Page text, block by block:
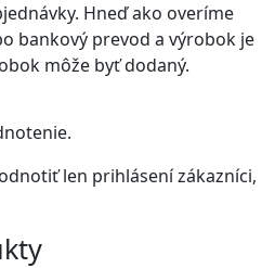
Hneď ako overíme
bankový prevod a výrobok je
môže byť dodaný.
len prihlásení zákazníci,